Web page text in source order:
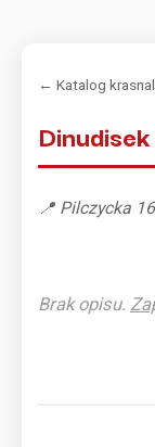
← Katalog
Dinudisek
📍 Pilczycka
Brak opisu.